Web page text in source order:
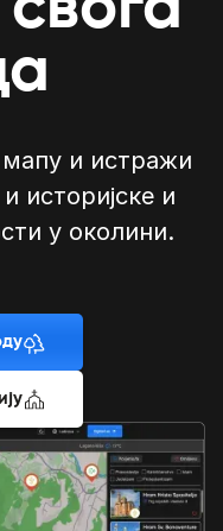
и истражи
историјске и
у околини.